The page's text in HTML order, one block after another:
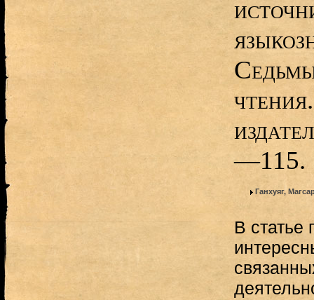
—115.
Ганхуяг,
В статье